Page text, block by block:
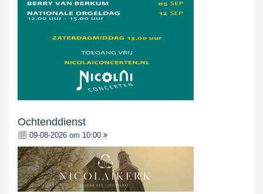
Ochtenddienst
09-08-2026 om 10:00